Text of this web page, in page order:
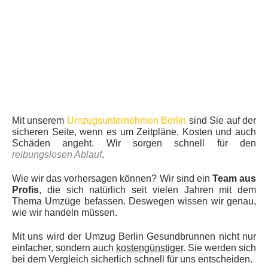
Mit unserem Umzugsunternehmen Berlin sind Sie auf der
sicheren Seite, wenn es um Zeitpläne, Kosten und auch
Schäden angeht. Wir sorgen schnell für den
reibungslosen Ablauf.
Wie wir das vorhersagen können? Wir sind ein Team aus
Profis, die sich natürlich seit vielen Jahren mit dem
Thema Umzüge befassen. Deswegen wissen wir genau,
wie wir handeln müssen.
Mit uns wird der Umzug Berlin Gesundbrunnen nicht nur
einfacher, sondern auch kostengünstiger. Sie werden sich
bei dem Vergleich sicherlich schnell für uns entscheiden.